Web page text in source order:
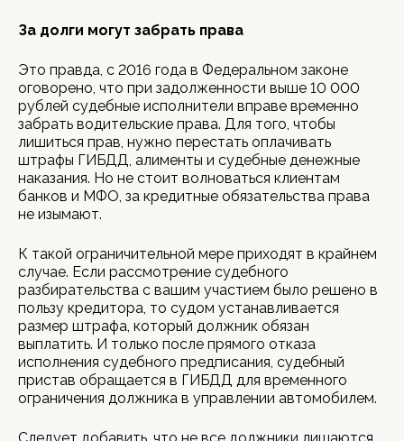
За долги могут забрать права
Это правда, с 2016 года в Федеральном законе
оговорено, что при задолженности выше 10 000
рублей судебные исполнители вправе временно
забрать водительские права. Для того, чтобы
лишиться прав, нужно перестать оплачивать
штрафы ГИБДД, алименты и судебные денежные
наказания. Но не стоит волноваться клиентам
банков и МФО, за кредитные обязательства права
не изымают.
К такой ограничительной мере приходят в крайнем
случае. Если рассмотрение судебного
разбирательства с вашим участием было решено в
пользу кредитора, то судом устанавливается
размер штрафа, который должник обязан
выплатить. И только после прямого отказа
исполнения судебного предписания, судебный
пристав обращается в ГИБДД для временного
ограничения должника в управлении автомобилем.